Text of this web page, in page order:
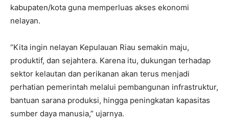
kabupaten/kota guna memperluas akses ekonomi
nelayan.
“Kita ingin nelayan Kepulauan Riau semakin maju,
produktif, dan sejahtera. Karena itu, dukungan terhadap
sektor kelautan dan perikanan akan terus menjadi
perhatian pemerintah melalui pembangunan infrastruktur,
bantuan sarana produksi, hingga peningkatan kapasitas
sumber daya manusia,” ujarnya.